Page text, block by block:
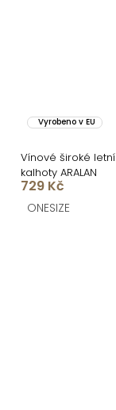
Vyrobeno v EU
Vínové široké letní
kalhoty ARALAN
729 Kč
ONESIZE